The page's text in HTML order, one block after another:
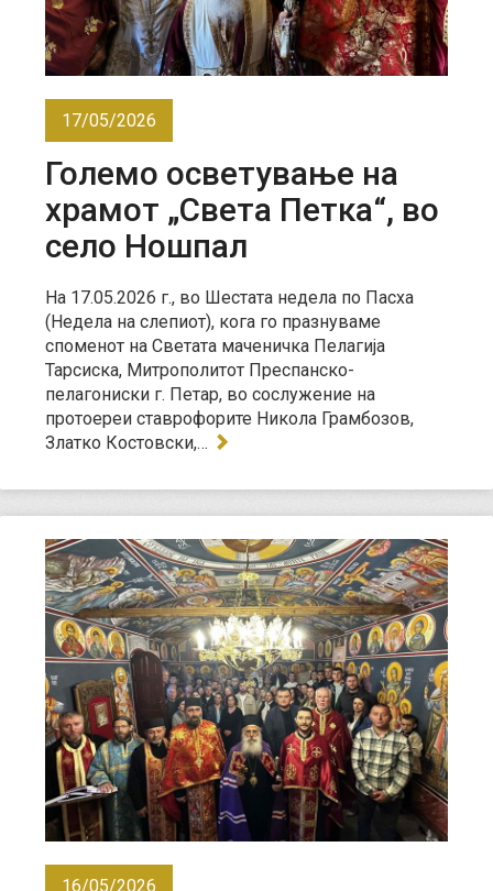
17/05/2026
Големо осветување на
храмот „Света Петка“, во
село Ношпал
На 17.05.2026 г., во Шестата недела по Пасха
(Недела на слепиот), кога го празнуваме
споменот на Светата маченичка Пелагија
Тарсиска, Митрополитот Преспанско-
пелагониски г. Петар, во сослужение на
протоереи ставрофорите Никола Грамбозов,
Златко Костовски,…
16/05/2026